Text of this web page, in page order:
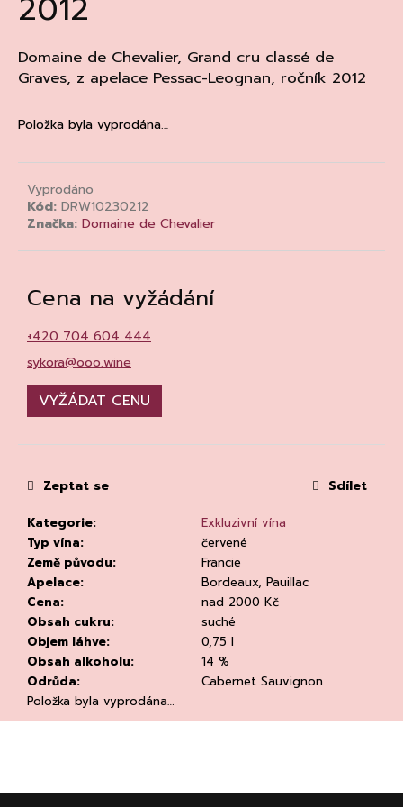
2012
Domaine de Chevalier, Grand cru classé de
Graves, z apelace Pessac-Leognan, ročník 2012
Položka byla vyprodána…
Vyprodáno
Kód: DRW10230212
Značka: Domaine de Chevalier
Cena na vyžádání
+420 704 604 444
sykora@ooo.wine
VYŽÁDAT CENU
Kategorie:
Exkluzivní vína
Typ vína:
červené
Země původu:
Francie
Apelace:
Bordeaux, Pauillac
Cena:
nad 2000 Kč
Obsah cukru:
suché
Objem láhve:
0,75 l
Obsah alkoholu:
14 %
Odrůda:
Cabernet Sauvignon
Položka byla vyprodána…
Zeptat se Sdílet
a
j
í
t
?
HLEDAT
D
o
p
o
u
j
m
KVETNA
AURIGA
PINOT
NOIR/NEBBIOLO
502